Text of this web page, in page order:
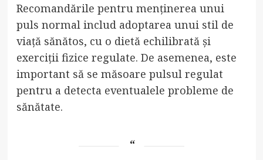
Recomandările pentru menținerea unui
puls normal includ adoptarea unui stil de
viață sănătos, cu o dietă echilibrată și
exerciții fizice regulate. De asemenea, este
important să se măsoare pulsul regulat
pentru a detecta eventualele probleme de
sănătate.